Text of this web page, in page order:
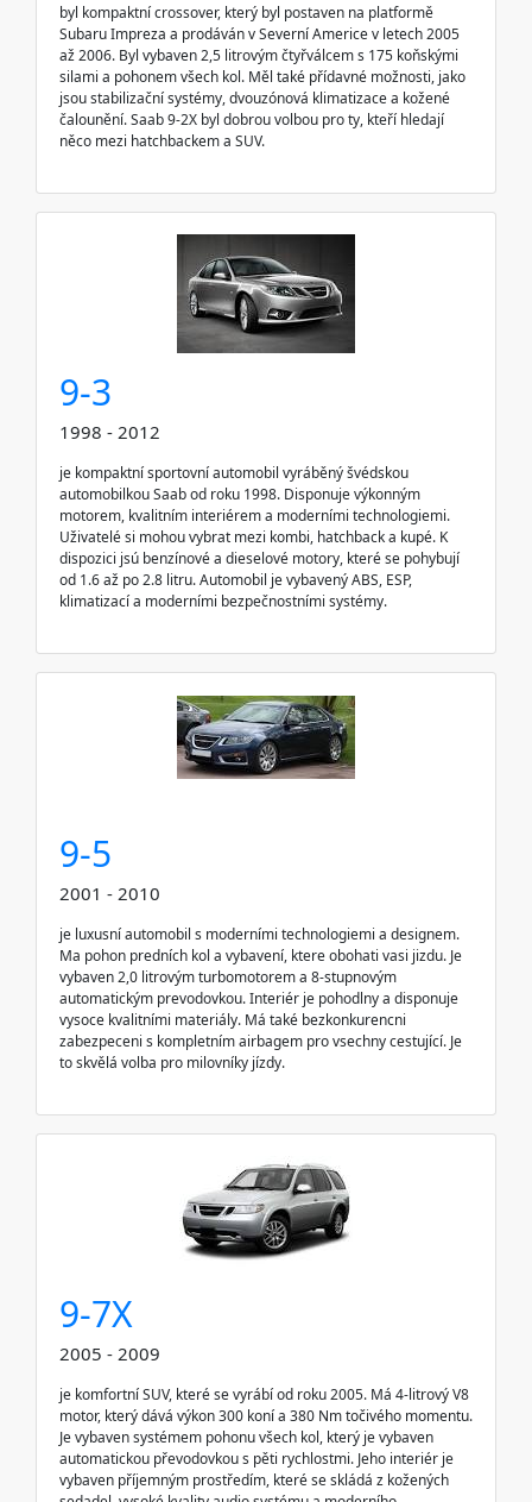
byl kompaktní crossover, který byl postaven na platformě
Subaru Impreza a prodáván v Severní Americe v letech 2005
až 2006. Byl vybaven 2,5 litrovým čtyřválcem s 175 koňskými
silami a pohonem všech kol. Měl také přídavné možnosti, jako
jsou stabilizační systémy, dvouzónová klimatizace a kožené
čalounění. Saab 9-2X byl dobrou volbou pro ty, kteří hledají
něco mezi hatchbackem a SUV.
9-3
1998 - 2012
je kompaktní sportovní automobil vyráběný švédskou
automobilkou Saab od roku 1998. Disponuje výkonným
motorem, kvalitním interiérem a moderními technologiemi.
Uživatelé si mohou vybrat mezi kombi, hatchback a kupé. K
dispozici jsú benzínové a dieselové motory, které se pohybují
od 1.6 až po 2.8 litru. Automobil je vybavený ABS, ESP,
klimatizací a moderními bezpečnostními systémy.
9-5
2001 - 2010
je luxusní automobil s moderními technologiemi a designem.
Ma pohon predních kol a vybavení, ktere obohati vasi jizdu. Je
vybaven 2,0 litrovým turbomotorem a 8-stupnovým
automatickým prevodovkou. Interiér je pohodlny a disponuje
vysoce kvalitními materiály. Má také bezkonkurencni
zabezpeceni s kompletním airbagem pro vsechny cestující. Je
to skvělá volba pro milovníky jízdy.
9-7X
2005 - 2009
je komfortní SUV, které se vyrábí od roku 2005. Má 4-litrový V8
motor, který dává výkon 300 koní a 380 Nm točivého momentu.
Je vybaven systémem pohonu všech kol, který je vybaven
automatickou převodovkou s pěti rychlostmi. Jeho interiér je
vybaven příjemným prostředím, které se skládá z kožených